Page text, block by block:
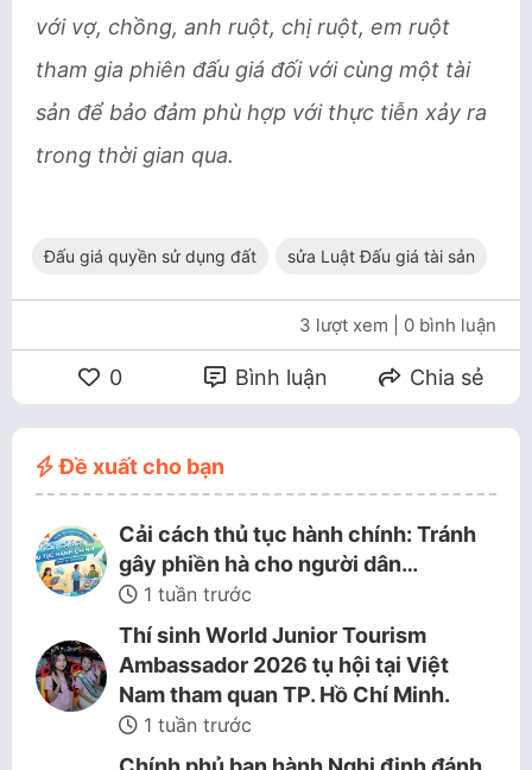
với vợ, chồng, anh ruột, chị ruột, em ruột
tham gia phiên đấu giá đối với cùng một tài
sản để bảo đảm phù hợp với thực tiễn xảy ra
trong thời gian qua.
Đấu giá quyền sử dụng đất sửa Luật Đấu giá tài sản
3 lượt xem | 0 bình luận
0 Bình luận Chia sẻ
Đề xuất cho bạn
Cải cách thủ tục hành chính: Tránh
gây phiền hà cho người dân…
1 tuần trước
Thí sinh World Junior Tourism
Ambassador 2026 tụ hội tại Việt
Nam tham quan TP. Hồ Chí Minh.
1 tuần trước